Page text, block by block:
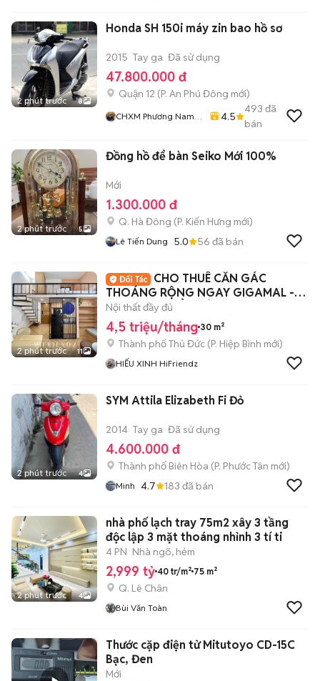
2 phút trước 8
Honda SH 150i máy zin bao hồ sơ
2015 Tay ga Đã sử dụng
47.800.000 đ
Quận 12 (P. An Phú Đông mới)
CHXM Phương Nam
4.5
493 đã
bán
2 phút trước 5
Đồng hồ để bàn Seiko Mới 100%
Mới
1.300.000 đ
Q. Hà Đông (P. Kiến Hưng mới)
Lê Tiến Dung 5.0 56 đã bán
2 phút trước 11
CHO THUÊ CĂN GÁC
THOÁNG RỘNG NGAY GIGAMAL -
TIỆN Di CHUYỂN CÁC QUẬN
Nội thất đầy đủ
4,5 triệu/tháng 30 m²
Thành phố Thủ Đức (P. Hiệp Bình mới)
HIẾU XINH HiFriendz
2 phút trước 4
SYM Attila Elizabeth Fi Đỏ
2014 Tay ga Đã sử dụng
4.600.000 đ
Thành phố Biên Hòa (P. Phước Tân mới)
Minh 4.7 183 đã bán
2 phút trước 4
nhà phố lạch tray 75m2 xây 3 tầng
độc lập 3 mặt thoáng nhỉnh 3 tí ti
4 PN Nhà ngõ, hẻm
2,999 tỷ 40 tr/m² 75 m²
Q. Lê Chân
Bùi Văn Toàn
Thước cặp điện tử Mitutoyo CD-15C
Bạc, Đen
Mới